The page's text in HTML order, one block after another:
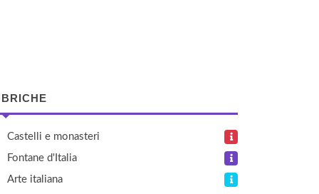
Castelli e monasteri
Fontane d'Italia
Arte italiana